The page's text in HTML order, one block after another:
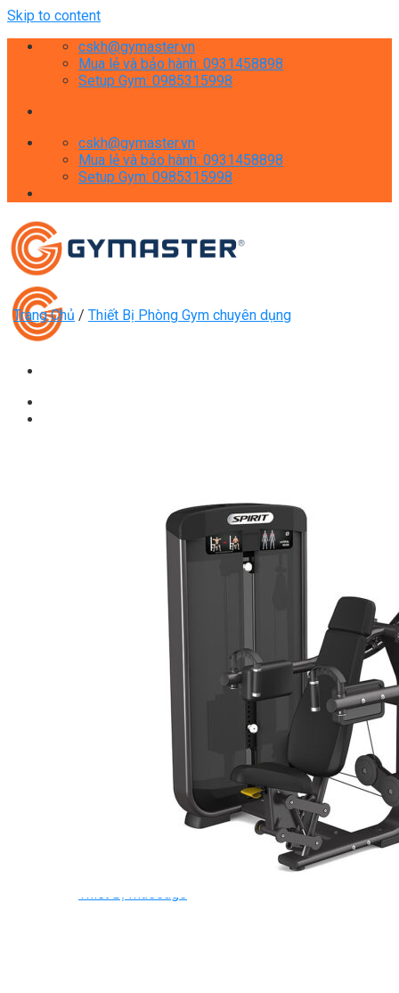
Skip to content
cskh@gymaster.vn
Mua lẻ và bảo hành: 0931458898
Setup Gym: 0985315998
cskh@gymaster.vn
Mua lẻ và bảo hành: 0931458898
Setup Gym: 0985315998
Máy Chạy Bộ
Xe Đạp Tập Thể Dục
Xe đạp ngồi có tựa lưng
Máy Trượt Tuyết
Máy Chèo Thuyền
Máy Leo Cầu Thang
Máy Rung Bụng
Máy tập phục hồi chức năng
Thiết Bị Phòng Gym chuyên dụng
Máy Khối Tập Với Cáp
Máy khối đa năng
Ghế Tập Đa Năng
Khung Tập Tạ Rời
Dàn Tập Thể Lực 360
Máy tập Home Gym
Dụng Cụ Tập Gym
Giàn Tạ Đa Năng
Ghế Tập Bụng
Thiết Bị Massage
Trang Chủ / Thiết Bị Phòng Gym chuyên dụng